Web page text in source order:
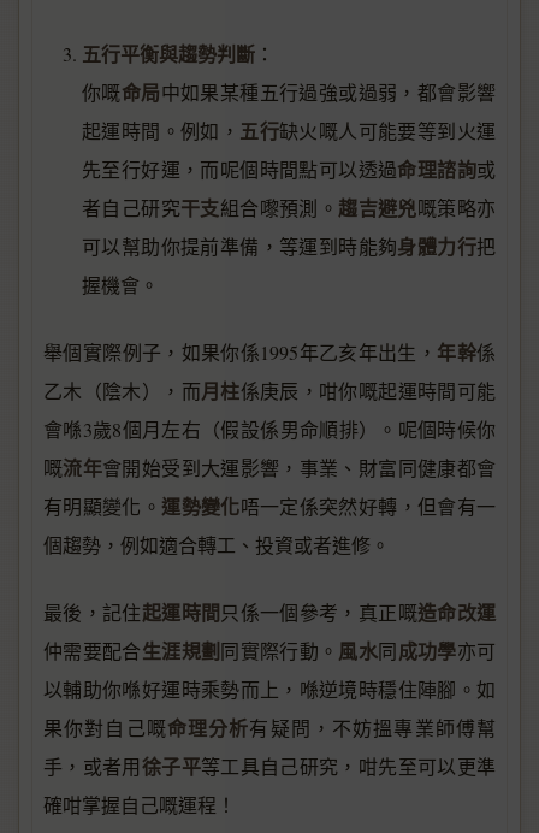
五行平衡與趨勢判斷 ：
你嘅命局中如果某種五行過強或過弱，都會影響
起運時間。例如， 五行缺火嘅人可能要等到火運
先至行好運，而呢個時間點可以透過命理諮詢或
者自己研究干支組合嚟預測。 趨吉避兇嘅策略亦
可以幫助你提前準備，等運到時能夠身體力行把
握機會。
舉個實際例子，如果你係1995年乙亥年出生， 年幹係
乙木（陰木），而月柱係庚辰，咁你嘅起運時間可能
會喺3歲8個月左右（假設係男命順排）。呢個時候你
嘅流年會開始受到大運影響，事業、財富同健康都會
有明顯變化。 運勢變化唔一定係突然好轉，但會有一
個趨勢，例如適合轉工、投資或者進修。
最後，記住起運時間只係一個參考，真正嘅造命改運
仲需要配合生涯規劃同實際行動。 風水同成功學亦可
以輔助你喺好運時乘勢而上，喺逆境時穩住陣腳。如
果你對自己嘅命理分析有疑問，不妨搵專業師傅幫
手，或者用徐子平等工具自己研究，咁先至可以更準
確咁掌握自己嘅運程！